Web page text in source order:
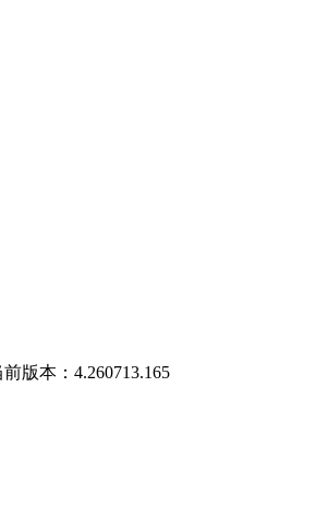
前版本：4.260713.165